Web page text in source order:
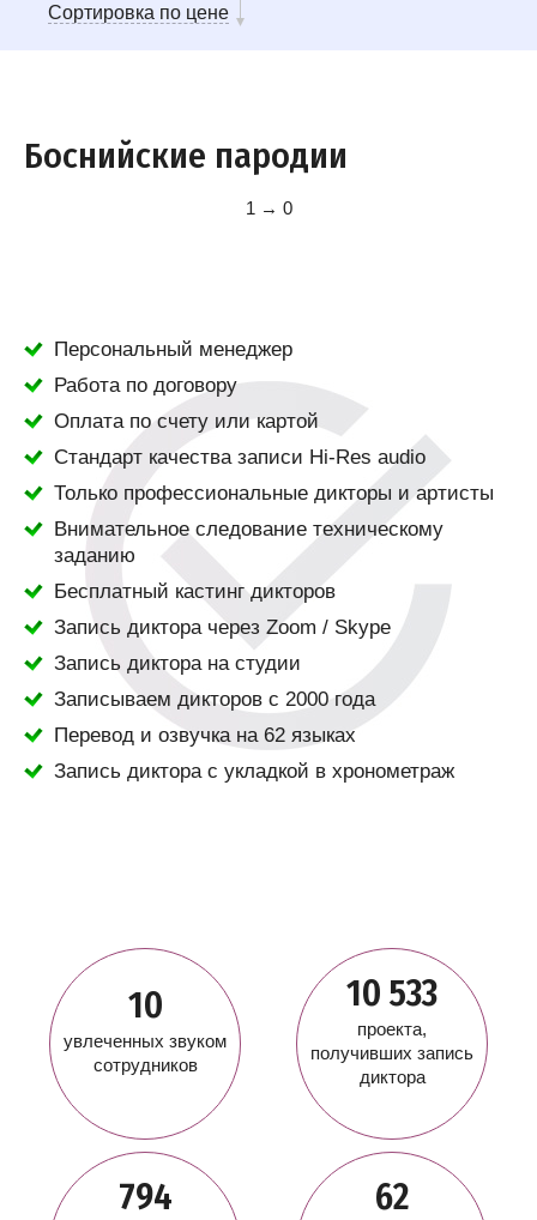
Сортировка по цене
Боснийские пародии
1 → 0
Персональный менеджер
Работа по договору
Оплата по счету или картой
Стандарт качества записи Hi-Res audio
Только профессиональные дикторы и артисты
Внимательное следование техническому
заданию
Бесплатный кастинг дикторов
Запись диктора через Zoom / Skype
Запись диктора на студии
Записываем дикторов с 2000 года
Перевод и озвучка на 62 языках
Запись диктора с укладкой в хронометраж
10
увлеченных звуком
сотрудников
10 533
проекта,
получивших запись
диктора
794 62